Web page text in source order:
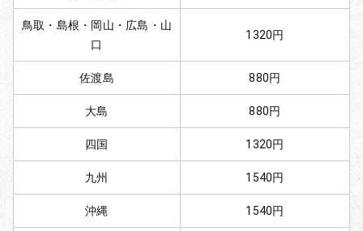
鳥取・島根・岡山・広島・山
口
1320円
佐渡島 880円
大島 880円
四国 1320円
九州 1540円
沖縄 1540円